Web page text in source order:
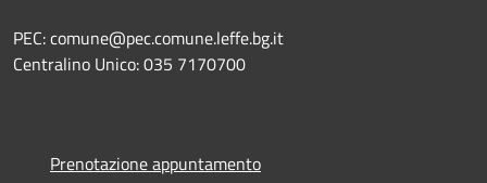
PEC: comune@pec.comune.leffe.bg.it
Centralino Unico: 035 7170700
Prenotazione appuntamento